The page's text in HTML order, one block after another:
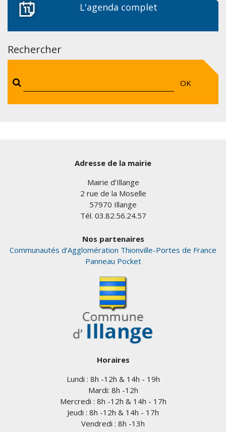
L'agenda complet
Rechercher
OK
Adresse de la mairie
Mairie d’Illange
2 rue de la Moselle
57970 Illange
Tél. 03.82.56.24.57
Nos partenaires
Communautés d’Agglomération Thionville-Portes de France
Panneau Pocket
Horaires
Lundi : 8h -12h & 14h - 19h
Mardi: 8h -12h
Mercredi : 8h -12h & 14h - 17h
Jeudi : 8h -12h & 14h - 17h
Vendredi : 8h -13h